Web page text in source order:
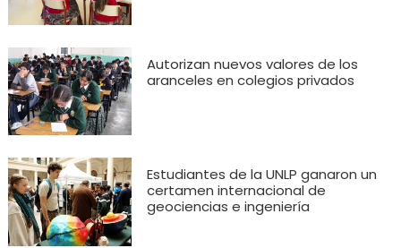
Autorizan nuevos valores de los
aranceles en colegios privados
Estudiantes de la UNLP ganaron un
certamen internacional de
geociencias e ingeniería